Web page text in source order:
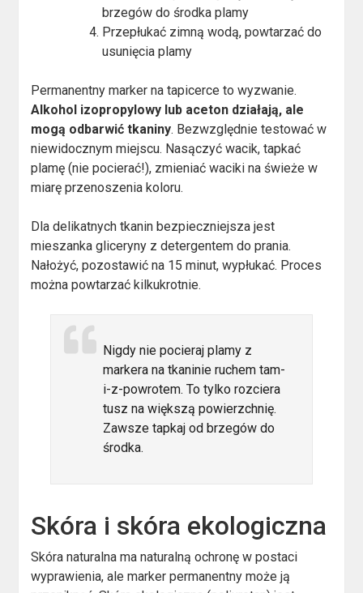
brzegów do środka plamy
Przepłukać zimną wodą, powtarzać do
usunięcia plamy
Permanentny marker na tapicerce to wyzwanie.
Alkohol izopropylowy lub aceton działają, ale
mogą odbarwić tkaniny. Bezwzględnie testować w
niewidocznym miejscu. Nasączyć wacik, tapkać
plamę (nie pocierać!), zmieniać waciki na świeże w
miarę przenoszenia koloru.
Dla delikatnych tkanin bezpieczniejsza jest
mieszanka gliceryny z detergentem do prania.
Nałożyć, pozostawić na 15 minut, wypłukać. Proces
można powtarzać kilkukrotnie.
Nigdy nie pocieraj plamy z
markera na tkaninie ruchem tam-
i-z-powrotem. To tylko rozciera
tusz na większą powierzchnię.
Zawsze tapkaj od brzegów do
środka.
Skóra i skóra ekologiczna
Skóra naturalna ma naturalną ochronę w postaci
wyprawienia, ale marker permanentny może ją